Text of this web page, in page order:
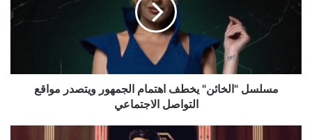
الجمهور
ويتصدر
الاجتماعي
مسلسل "الخائن" يخطف اهتمام الجمهور ويتصدر مواقع
التواصل الاجتماعي